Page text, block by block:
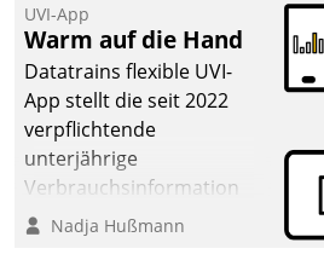
UVI-App
Warm auf die Hand
Datatrains flexible UVI-
App stellt die seit 2022
verpflichtende
unterjährige
Verbrauchsinformation
schnell, zuverlässig und
Nadja Hußmann